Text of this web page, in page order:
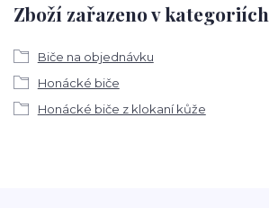
Zboží zařazeno v kategoriích
Biče na objednávku
Honácké biče
Honácké biče z klokaní kůže